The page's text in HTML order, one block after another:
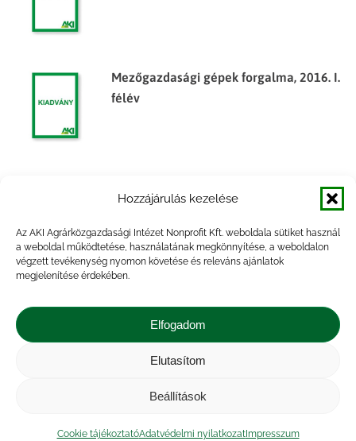
Hozzájárulás kezelése
Az AKI Agrárközgazdasági Intézet Nonprofit Kft. weboldala sütiket használ
a weboldal működtetése, használatának megkönnyítése, a weboldalon
végzett tevékenység nyomon követése és releváns ajánlatok
megjelenítése érdekében.
Elfogadom
Elutasítom
Beállítások
Cookie tájékoztatóAdatvédelmi nyilatkozatImpresszum
Mezőgazdasági gépek forgalma, 2016. I.
félév
év
Közérdekű adatok
| Adatvédelmi nyilatkozat |